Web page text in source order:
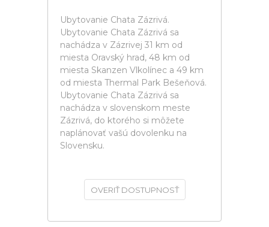
Ubytovanie Chata Zázrivá.
Ubytovanie Chata Zázrivá sa
nachádza v Zázrivej 31 km od
miesta Oravský hrad, 48 km od
miesta Skanzen Vlkolínec a 49 km
od miesta Thermal Park Bešeňová.
Ubytovanie Chata Zázrivá sa
nachádza v slovenskom meste
Zázrivá, do ktorého si môžete
naplánovať vašú dovolenku na
Slovensku.
OVERIŤ DOSTUPNOSŤ